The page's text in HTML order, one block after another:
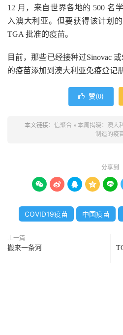
12 月，来自世界各地的 500 名
入澳大利亚。但要获得该计划
TGA 批准的疫苗。
目前，那些已经接种过Sinovac 或
的疫苗添加到澳大利亚免疫登记
 赞(0)
本文链接： 信聚合 » 本周揭晓：澳大
制造的疫
分享到
    
COVID19疫苗 中国疫苗
上一篇
搬来一条河